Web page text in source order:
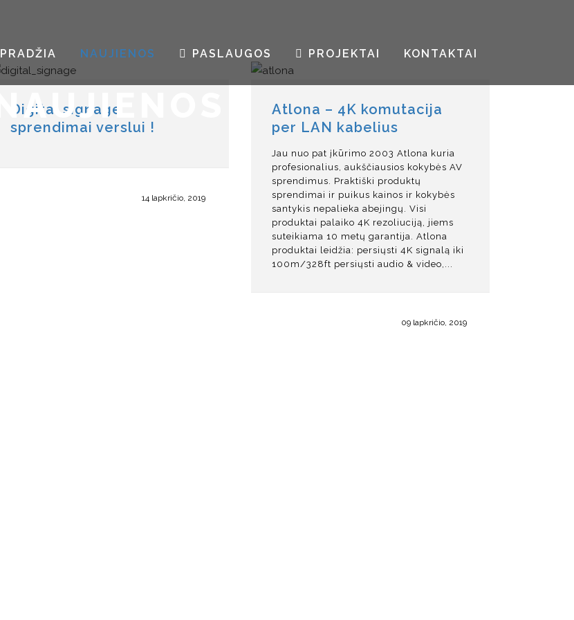
PRADŽIA NAUJIENOS PASLAUGOS PROJEKTAI KONTAKTAI
NAUJIENOS
Digital signage
sprendimai verslui !
14 lapkričio, 2019
Atlona – 4K komutacija
per LAN kabelius
Jau nuo pat įkūrimo 2003 Atlona kuria
profesionalius, aukščiausios kokybės AV
sprendimus. Praktiški produktų
sprendimai ir puikus kainos ir kokybės
santykis nepalieka abejingų. Visi
produktai palaiko 4K rezoliuciją, jiems
suteikiama 10 metų garantija. Atlona
produktai leidžia: persiųsti 4K signalą iki
100m/328ft persiųsti audio & video,...
09 lapkričio, 2019